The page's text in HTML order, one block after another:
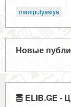
manipulyasiya
Новые
ELIB.GE -